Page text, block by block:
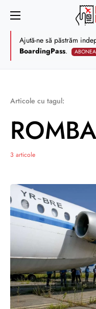
Ajută-ne să păstrăm
BoardingPass.
Articole cu tagul:
3 articole